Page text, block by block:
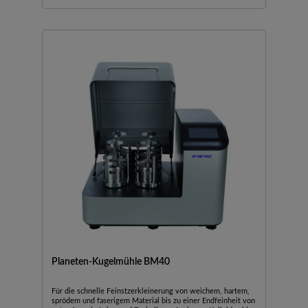
Planeten-Kugelmühle BM40
Für die schnelle Feinstzerkleinerung von weichem, hartem,
sprödem und faserigem Material bis zu einer Endfeinheit von